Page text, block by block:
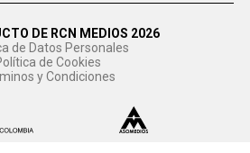
DE RCN MEDIOS 2026
de Datos Personales
de Cookies
y Condiciones